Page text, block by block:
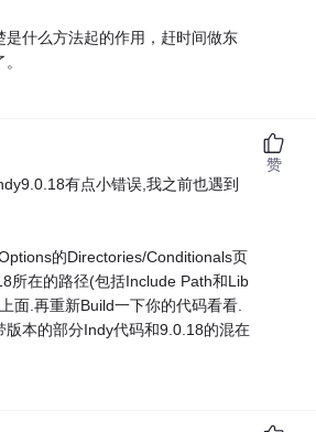
是什么方法起的作用，赶时间做东
有点小错误,我之前也遇到
的Directories/Conditionals页
所在的路径(包括Include Path和Lib
面.再重新Build一下你的代码看看.
版本的部分Indy代码和9.0.18的混在
赞